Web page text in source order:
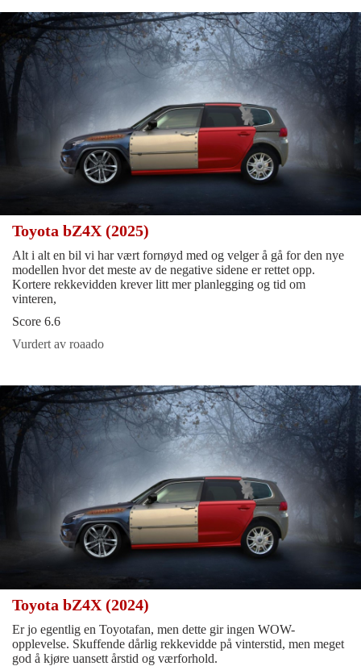
Toyota bZ4X (2025)
Alt i alt en bil vi har vært fornøyd med og velger å gå for den nye
modellen hvor det meste av de negative sidene er rettet opp.
Kortere rekkevidden krever litt mer planlegging og tid om
vinteren,
Score 6.6
Vurdert av roaado
Toyota bZ4X (2024)
Er jo egentlig en Toyotafan, men dette gir ingen WOW-
opplevelse. Skuffende dårlig rekkevidde på vinterstid, men meget
god å kjøre uansett årstid og værforhold.